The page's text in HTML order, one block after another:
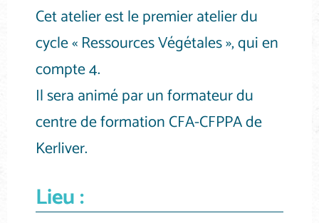
Cet atelier est le premier atelier du
cycle « Ressources Végétales », qui en
compte 4.
Il sera animé par un formateur du
centre de formation CFA-CFPPA de
Kerliver.
Lieu :